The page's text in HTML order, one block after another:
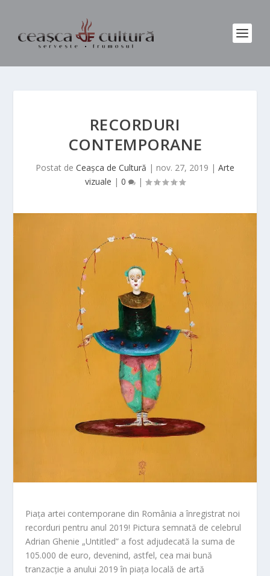
RECORDURI
CONTEMPORANE
Postat de Ceașca de Cultură | nov. 27, 2019 | Arte
vizuale | 0 |
Piața artei contemporane din România a înregistrat noi
recorduri pentru anul 2019! Pictura semnată de celebrul
Adrian Ghenie „Untitled” a fost adjudecată la suma de
105.000 de euro, devenind, astfel, cea mai bună
tranzacție a anului 2019 în piața locală de artă